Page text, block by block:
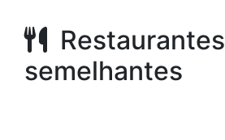
Restaurantes
semelhantes